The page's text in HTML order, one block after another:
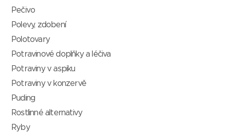
Pečivo
Polevy, zdobení
Polotovary
Potravinové doplňky a léčiva
Potraviny v aspiku
Potraviny v konzervě
Puding
Rostlinné alternativy
Ryby